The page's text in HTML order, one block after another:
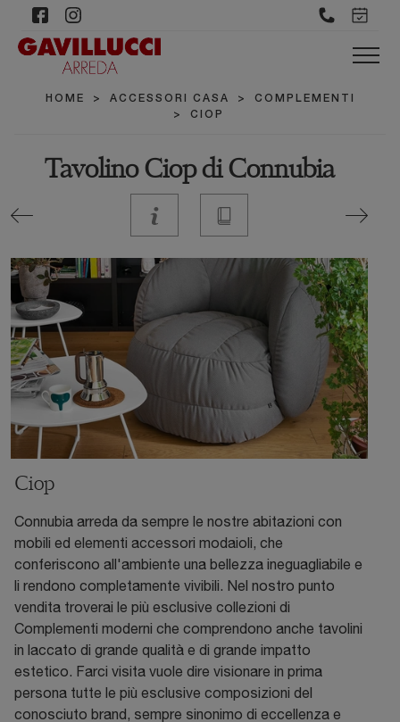
HOME > ACCESSORI CASA >
COMPLEMENTI
>
CIOP
Tavolino Ciop di Connubia
Ciop
Connubia arreda da sempre le nostre abitazioni con
mobili ed elementi accessori modaioli, che
conferiscono all'ambiente una bellezza ineguagliabile e
li rendono completamente vivibili. Nel nostro punto
vendita troverai le più esclusive collezioni di
Complementi moderni che comprendono anche tavolini
in laccato di grande qualità e di grande impatto
estetico. Farci visita vuole dire visionare in prima
persona tutte le più esclusive composizioni del
conosciuto brand, sempre sinonimo di eccellenza e